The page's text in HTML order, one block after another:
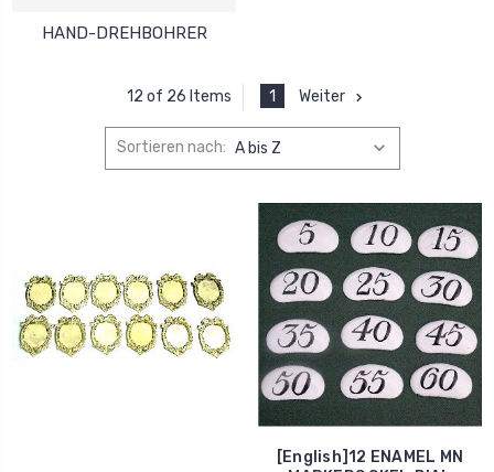
HAND-DREHBOHRER
12 of 26 Items 1 Weiter
Sortieren nach:
[English]12 ENAMEL MN